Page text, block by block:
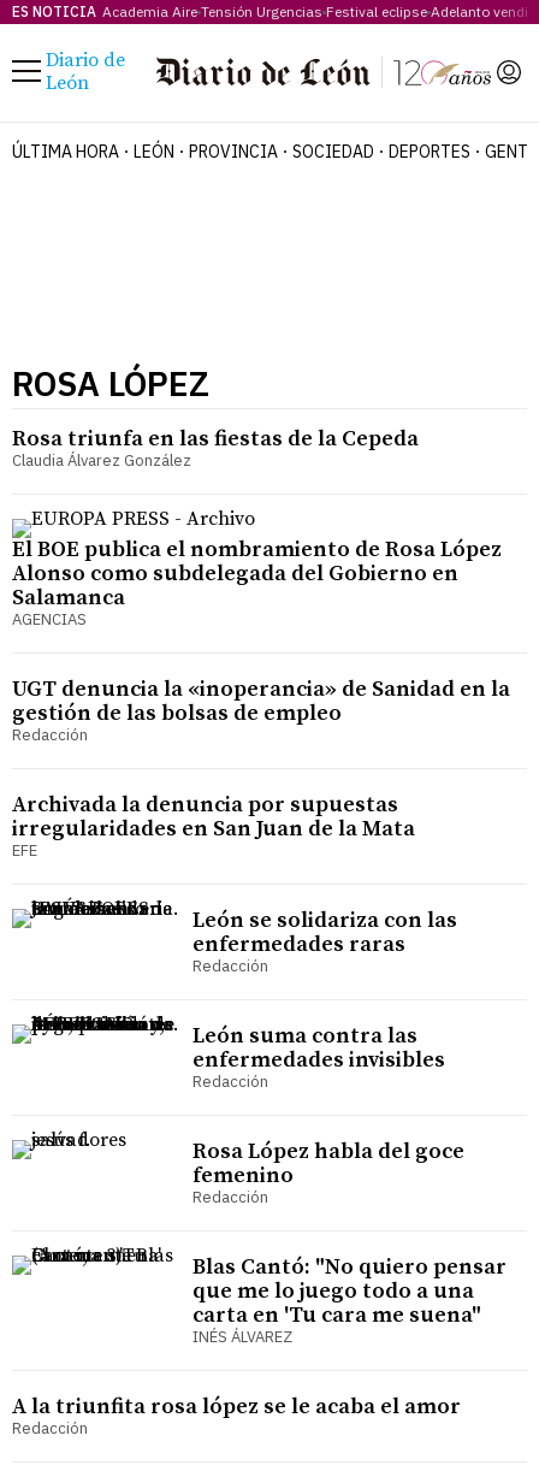
ES NOTICIA Academia Aire Tensión Urgencias Festival eclipse Adelanto
Menú
Diario de
León
ÚLTIMA HORA LEÓN PROVINCIA SOCIEDAD DEPORTES GENTE
ROSA LÓPEZ
Rosa triunfa en las fiestas de la Cepeda
Claudia Álvarez González
El BOE publica el nombramiento de Rosa López
Alonso como subdelegada del Gobierno en
Salamanca
AGENCIAS
UGT denuncia la «inoperancia» de Sanidad en la
gestión de las bolsas de empleo
Redacción
Archivada la denuncia por supuestas
irregularidades en San Juan de la Mata
EFE
León se solidariza con las
enfermedades raras
Redacción
León suma contra las
enfermedades invisibles
Redacción
Rosa López habla del goce
femenino
Redacción
Blas Cantó: "No quiero pensar
que me lo juego todo a una
carta en 'Tu cara me suena"
INÉS ÁLVAREZ
A la triunfita rosa lópez se le acaba el amor
Redacción